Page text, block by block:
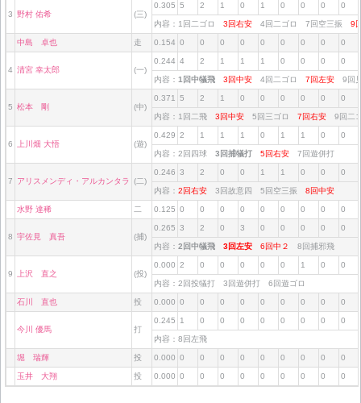
3 野村 佑希 (三)
0.305 5 2 1 0 1 0 0 0 0
内容：1回二ゴロ 3回右安 4回二ゴロ 7回空三振 9
中島 卓也 走 0.154 0 0 0 0 0 0 0 0 0
4 清宮 幸太郎 (一)
0.244 4 2 1 1 1 0 0 0 0
内容： 1回中犠飛 3回中安 4回二ゴロ 7回左安 9回
5 松本 剛 (中)
0.371 5 2 1 0 0 0 0 0 0
内容：1回二飛 3回中安 5回三ゴロ 7回右安 9回
6 上川畑 大悟 (遊)
0.429 2 1 1 1 0 1 1 0 0
内容：2回四球 3回捕犠打 5回右安 7回遊併打
7 アリスメンディ・アルカンタラ (二)
0.246 3 2 0 0 1 1 0 0 0
内容： 2回右安 3回故意四 5回空三振 8回中安
水野 達稀 二 0.125 0 0 0 0 0 0 0 0 0
8 宇佐見 真吾 (捕)
0.265 3 2 0 3 0 0 0 0 0
内容： 2回中犠飛 3回左安 6回中２ 8回捕邪飛
9 上沢 直之 (投)
0.000 2 0 0 0 0 0 1 0 0
内容：2回投犠打 3回遊併打 6回遊ゴロ
石川 直也 投 0.000 0 0 0 0 0 0 0 0 0
今川 優馬 打
0.245 1 0 0 0 0 0 0 0 0
内容：8回左飛
堀 瑞輝 投 0.000 0 0 0 0 0 0 0 0 0
玉井 大翔 投 0.000 0 0 0 0 0 0 0 0 0